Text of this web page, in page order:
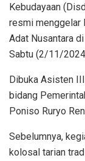
Kebudayaan
resmi menggelar
Adat Nusantara
Sabtu (2/11/
Dibuka Asisten
bidang
Poniso Ruryo
Sebelumnya,
kolosal tarian